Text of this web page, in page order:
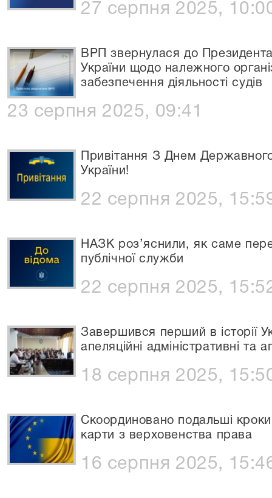
27 серпня 2025,
ВРП звернулася до Президента
України щодо належного
забезпечення діяльності судів
23 серпня 2025, 09:41
Привітання З Днем
України!
22 серпня 2025,
НАЗК роз’яснили, як саме
публічної служби
22 серпня 2025,
Завершився перший в історії
апеляційні адміністративні та
18 серпня 2025,
Скоординовано подальші
карти з верховенства права
16 серпня 2025,